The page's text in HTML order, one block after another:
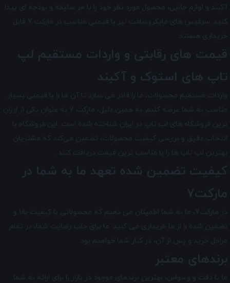
آکبند و لوازم جانبی، محصول مورد نظر خود را با هر سلیقه و بودجه ای پیدا
کنید. سرفیس های مایکروسافت نیز با قیمتی مناسب در مارکت 7 قابل
خریداری هستند.
قیمت های رقابتی و واردات مستقیم لپ
تاپ های استوک و آکبند
واردات مستقیم محصولات، ما را قادر می سازد تا آن ها را با قیمتی بسیار
مناسب به شما عرضه کنیم. به همین دلیل، مارکت 7 به عنوان یکی از ارزان
ترین فروشگاه های لپ تاپ در ایران شناخته شده است. این فروشگاه با
انتخاب دقیق و بررسی کیفیت محصولات، تضمین می‌کند که مشتریان
بهترین لپ تاپ ها را با مناسب ترین قیمت دریافت کنند.
کیفیت تضمین شده تعهد ما به شما در
مارکت7
در مارکت7 ، ما به شما اطمینان می دهیم که محصولاتی با کیفیت بالا و
تضمین شده را از ما خریداری می کنید. ما برای جلب رضایت شما، در تمام
مراحل خرید و پس از آن، در کنار شما خواهیم بود.
برندهای معتبر
ما با دقت و وسواس، بهترین برندهای موجود در بازار را برای ارائه به شما